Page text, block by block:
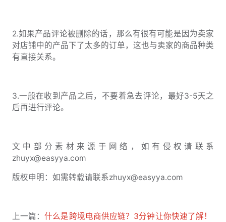
2.如果产品评论被删除的话，那么有很有可能是因为卖家
对店铺中的产品下了太多的订单，这也与卖家的商品种类
有直接关系。
3.一般在收到产品之后，不要着急去评论，最好3-5天之
后再进行评论。
文中部分素材来源于网络，如有侵权请联系
zhuyx@easyya.com
版权申明：如需转载请联系zhuyx@easyya.com
上一篇：什么是跨境电商供应链？3分钟让你快速了解！